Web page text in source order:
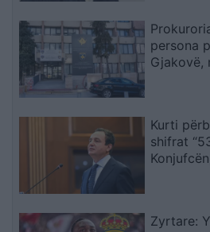
persona
Gjakovë,
Kurti
shifrat
Zyrtare: